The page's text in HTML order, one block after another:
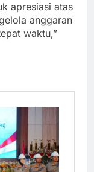
apresiasi atas
anggaran
waktu,”